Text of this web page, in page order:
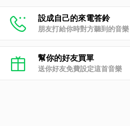
設成自己的來電答鈴
朋友打給你時對方聽到的音樂
幫你的好友買單
送你好友免費設定這首音樂